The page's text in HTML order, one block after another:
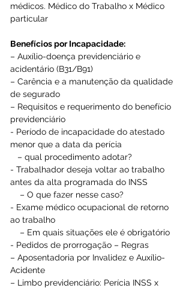
médicos. Médico do Trabalho x Médico
particular
Benefícios por Incapacidade:
– Auxílio-doença previdenciário e
acidentário (B31/B91)
– Carência e a manutenção da qualidade
de segurado
– Requisitos e requerimento do benefício
previdenciário
- Período de incapacidade do atestado
menor que a data da perícia
   – qual procedimento adotar?
- Trabalhador deseja voltar ao trabalho
antes da alta programada do INSS
    – O que fazer nesse caso?
- Exame médico ocupacional de retorno
ao trabalho
    – Em quais situações ele é obrigatório
- Pedidos de prorrogação – Regras
– Aposentadoria por Invalidez e Auxílio-
Acidente
– Limbo previdenciário: Perícia INSS x